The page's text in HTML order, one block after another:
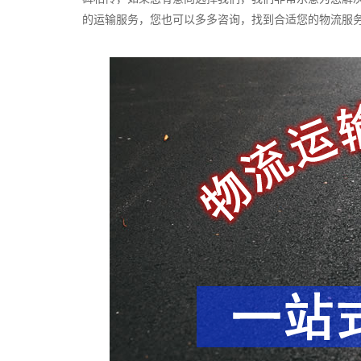
的运输服务，您也可以多多咨询，找到合适您的物流服